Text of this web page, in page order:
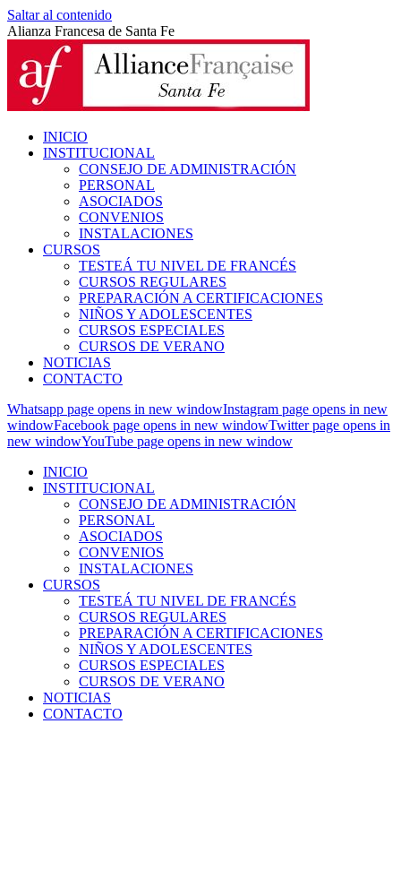
Saltar al contenido
Alianza Francesa de Santa Fe
INICIO
INSTITUCIONAL
CONSEJO DE ADMINISTRACIÓN
PERSONAL
ASOCIADOS
CONVENIOS
INSTALACIONES
CURSOS
TESTEÁ TU NIVEL DE FRANCÉS
CURSOS REGULARES
PREPARACIÓN A CERTIFICACIONES
NIÑOS Y ADOLESCENTES
CURSOS ESPECIALES
CURSOS DE VERANO
NOTICIAS
CONTACTO
Whatsapp page opens in new windowInstagram page opens in new
windowFacebook page opens in new windowTwitter page opens in
new windowYouTube page opens in new window
INICIO
INSTITUCIONAL
CONSEJO DE ADMINISTRACIÓN
PERSONAL
ASOCIADOS
CONVENIOS
INSTALACIONES
CURSOS
TESTEÁ TU NIVEL DE FRANCÉS
CURSOS REGULARES
PREPARACIÓN A CERTIFICACIONES
NIÑOS Y ADOLESCENTES
CURSOS ESPECIALES
CURSOS DE VERANO
NOTICIAS
CONTACTO